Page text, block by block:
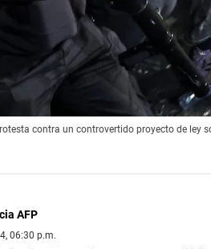
contra un controvertido proyecto de ley
AFP
06:30 p.m.